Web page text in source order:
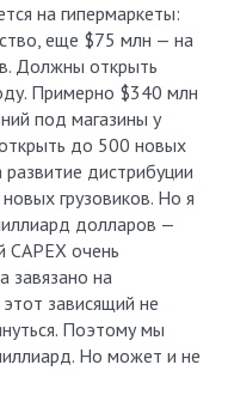
на гипермаркеты:
еще $75 млн — на
Должны открыть
Примерно $340 млн
под магазины у
до 500 новых
дистрибуции
грузовиков. Но я
долларов —
CAPEX очень
завязано на
зависящий не
Поэтому мы
Но может и не